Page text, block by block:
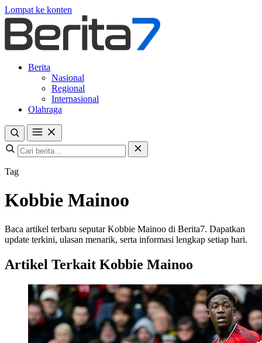
Lompat ke konten
Berita
Nasional
Regional
Internasional
Olahraga
Tag
Kobbie Mainoo
Baca artikel terbaru seputar Kobbie Mainoo di Berita7. Dapatkan
update terkini, ulasan menarik, serta informasi lengkap setiap hari.
Artikel Terkait Kobbie Mainoo